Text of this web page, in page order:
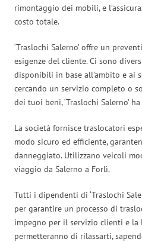
rimontaggio dei mobili, e
costo totale.
‘Traslochi Salerno’ offre un
esigenze del cliente. Ci sono
disponibili in base all’ambito e ai
cercando un servizio completo o
dei tuoi beni, ‘Traslochi Salerno’
La società fornisce traslocatori
modo sicuro ed efficiente,
danneggiato. Utilizzano veicoli
viaggio da Salerno a Forlì.
Tutti i dipendenti di ‘Traslochi
per garantire un processo di
impegno per il servizio clienti e
permetteranno di rilassarti,